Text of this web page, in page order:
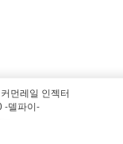
먼레일 인젝터
-델파이-